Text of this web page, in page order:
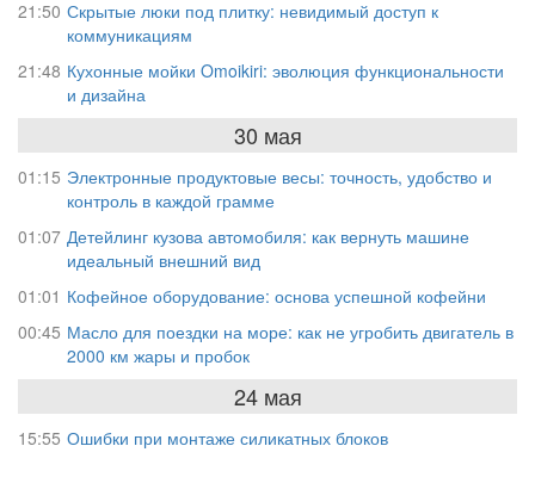
21:50 Скрытые люки под плитку: невидимый доступ к
коммуникациям
21:48 Кухонные мойки Omoikiri: эволюция функциональности
и дизайна
30 мая
01:15 Электронные продуктовые весы: точность, удобство и
контроль в каждой грамме
01:07 Детейлинг кузова автомобиля: как вернуть машине
идеальный внешний вид
01:01 Кофейное оборудование: основа успешной кофейни
00:45 Масло для поездки на море: как не угробить двигатель в
2000 км жары и пробок
24 мая
15:55 Ошибки при монтаже силикатных блоков